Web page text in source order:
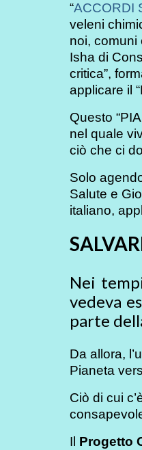
“ACCORDI
veleni
noi, comuni
Isha di
critica”,
applicare il
Questo
nel quale
ciò che ci
Solo
Salute e
italiano,
Nei
vedeva
parte
Da allora,
Pianeta
Ciò di cui
Il Progetto